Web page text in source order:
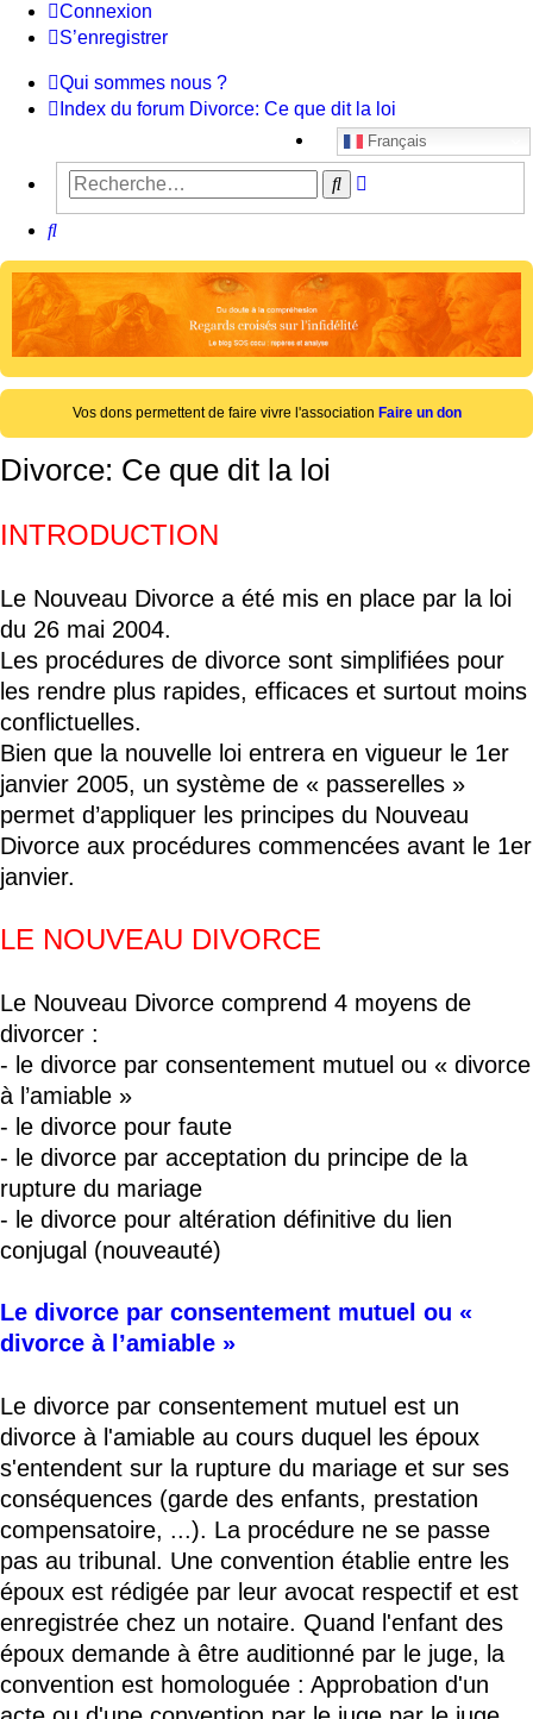
Connexion
S’enregistrer
Qui sommes nous ?
Index du forum Divorce: Ce que dit la loi
Français
Rechercher
Rechercher
Vos dons permettent de faire vivre l'association Faire un don
Divorce: Ce que dit la loi
INTRODUCTION
Le Nouveau Divorce a été mis en place par la loi
du 26 mai 2004.
Les procédures de divorce sont simplifiées pour
les rendre plus rapides, efficaces et surtout moins
conflictuelles.
Bien que la nouvelle loi entrera en vigueur le 1er
janvier 2005, un système de « passerelles »
permet d’appliquer les principes du Nouveau
Divorce aux procédures commencées avant le 1er
janvier.
LE NOUVEAU DIVORCE
Le Nouveau Divorce comprend 4 moyens de
divorcer :
- le divorce par consentement mutuel ou « divorce
à l’amiable »
- le divorce pour faute
- le divorce par acceptation du principe de la
rupture du mariage
- le divorce pour altération définitive du lien
conjugal (nouveauté)
Le divorce par consentement mutuel ou «
divorce à l’amiable »
Le divorce par consentement mutuel est un
divorce à l'amiable au cours duquel les époux
s'entendent sur la rupture du mariage et sur ses
conséquences (garde des enfants, prestation
compensatoire, ...). La procédure ne se passe
pas au tribunal. Une convention établie entre les
époux est rédigée par leur avocat respectif et est
enregistrée chez un notaire. Quand l'enfant des
époux demande à être auditionné par le juge, la
convention est homologuée : Approbation d'un